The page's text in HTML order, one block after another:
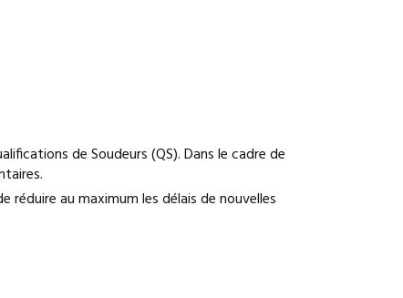
de Soudeurs (QS). Dans le cadre de
au maximum les délais de nouvelles